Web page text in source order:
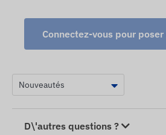
Connectez-vous pour
D\'autres questions ?